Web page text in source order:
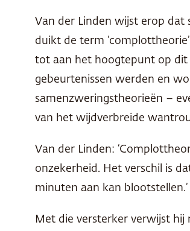
Van der Linden wijst erop dat
duikt de term
tot aan het hoogtepunt op dit
gebeurtenissen werden en
samenzweringstheorieën –
van het wijdverbreide
Van der Linden:
onzekerheid. Het verschil is
minuten aan kan blootstellen.’
Met die versterker verwijst hij